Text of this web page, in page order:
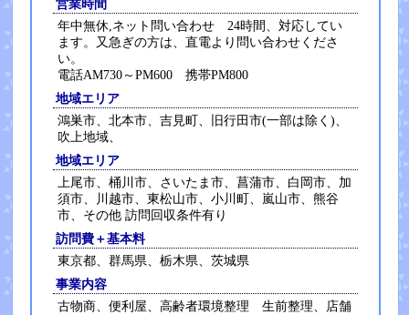
営業時間
年中無休,ネット問い合わせ 24時間、対応してい
ます。又急ぎの方は、直電より問い合わせくださ
い。
電話AM730～PM600 携帯PM800
地域エリア
鴻巣市、北本市、吉見町、旧行田市(一部は除く)、
吹上地域、
地域エリア
上尾市、桶川市、さいたま市、菖蒲市、白岡市、加
須市、川越市、東松山市、小川町、嵐山市、熊谷
市、その他 訪問回収条件有り
訪問費＋基本料
東京都、群馬県、栃木県、茨城県
事業内容
古物商、便利屋、高齢者環境整理 生前整理、店舗